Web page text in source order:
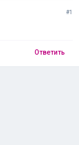
#1
Ответить